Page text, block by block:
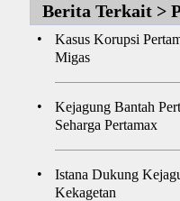
Berita Terkait >
•
Kasus Korupsi
Migas
•
Kejagung Bantah
Seharga Pertamax
•
Istana Dukung
Kekagetan